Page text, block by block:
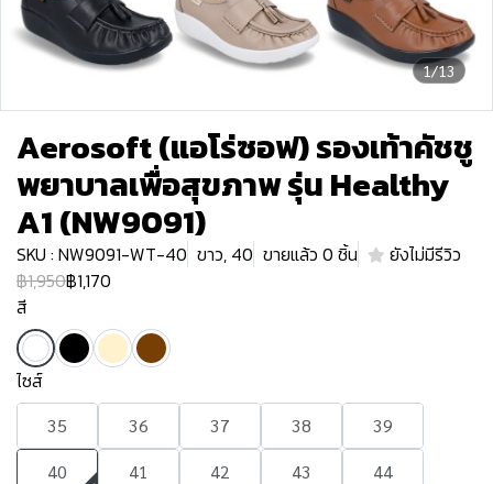
1/13
Aerosoft (แอโร่ซอฟ) รองเท้าคัชชู
พยาบาลเพื่อสุขภาพ รุ่น Healthy
A1 (NW9091)
SKU : NW9091-WT-40 ขาว, 40 ขายแล้ว 0 ชิ้น
ยังไม่มีรีวิว
฿1,950฿1,170
สี
ไซส์
35 36 37 38
39
40
41 42 43 44